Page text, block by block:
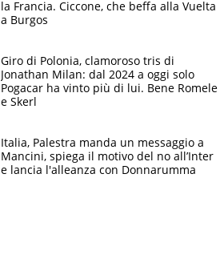
la Francia. Ciccone, che beffa alla Vuelta
a Burgos
Giro di Polonia, clamoroso tris di
Jonathan Milan: dal 2024 a oggi solo
Pogacar ha vinto più di lui. Bene Romele
e Skerl
Italia, Palestra manda un messaggio a
Mancini, spiega il motivo del no all’Inter
e lancia l'alleanza con Donnarumma